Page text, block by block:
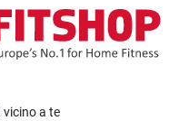
vicino a te